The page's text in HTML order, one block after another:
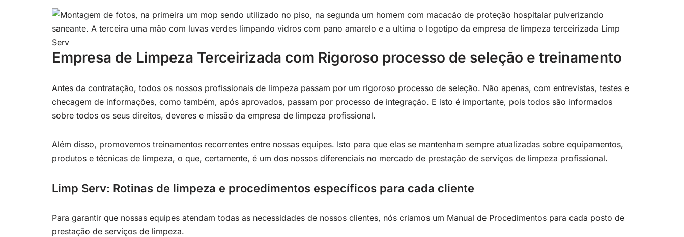
Empresa de Limpeza Terceirizada com Rigoroso processo de seleção e treinamento
Antes da contratação, todos os nossos profissionais de limpeza passam por um rigoroso processo de seleção. Não apenas, com entrevistas, testes e
checagem de informações, como também, após aprovados, passam por processo de integração. E isto é importante, pois todos são informados
sobre todos os seus direitos, deveres e missão da empresa de limpeza profissional.
Além disso, promovemos treinamentos recorrentes entre nossas equipes. Isto para que elas se mantenham sempre atualizadas sobre equipamentos,
produtos e técnicas de limpeza, o que, certamente, é um dos nossos diferenciais no mercado de prestação de serviços de limpeza profissional.
Limp Serv: Rotinas de limpeza e procedimentos específicos para cada cliente
Para garantir que nossas equipes atendam todas as necessidades de nossos clientes, nós criamos um Manual de Procedimentos para cada posto de
prestação de serviços de limpeza.